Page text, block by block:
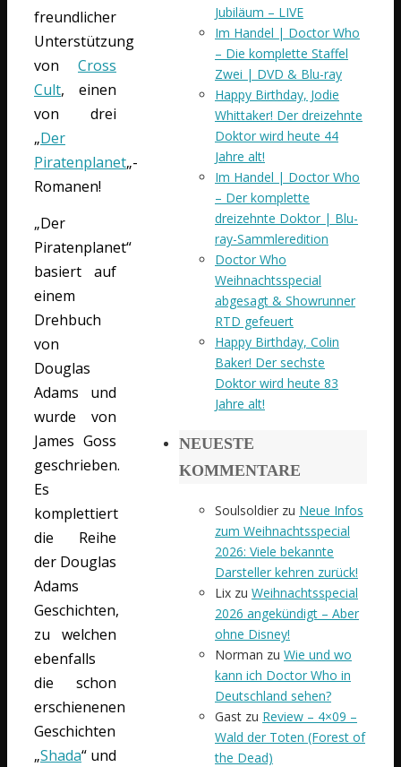
freundlicher
Unterstützung
von Cross
Cult, einen
von drei
„Der
Piratenplanet„-
Romanen!
„Der
Piratenplanet“
basiert auf
einem
Drehbuch
von
Douglas
Adams und
wurde von
James Goss
geschrieben.
Es
komplettiert
die Reihe
der Douglas
Adams
Geschichten,
zu welchen
ebenfalls
die schon
erschienenen
Geschichten
„Shada“ und
Jubiläum – LIVE
Im Handel | Doctor Who
– Die komplette Staffel
Zwei | DVD & Blu-ray
Happy Birthday, Jodie
Whittaker! Der dreizehnte
Doktor wird heute 44
Jahre alt!
Im Handel | Doctor Who
– Der komplette
dreizehnte Doktor | Blu-
ray-Sammleredition
Doctor Who
Weihnachtsspecial
abgesagt & Showrunner
RTD gefeuert
Happy Birthday, Colin
Baker! Der sechste
Doktor wird heute 83
Jahre alt!
NEUESTE
KOMMENTARE
Soulsoldier zu Neue Infos
zum Weihnachtsspecial
2026: Viele bekannte
Darsteller kehren zurück!
Lix zu Weihnachtsspecial
2026 angekündigt – Aber
ohne Disney!
Norman zu Wie und wo
kann ich Doctor Who in
Deutschland sehen?
Gast zu Review – 4×09 –
Wald der Toten (Forest of
the Dead)